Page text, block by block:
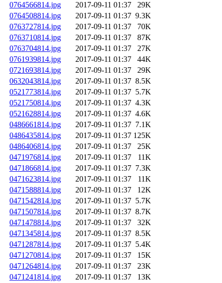
0764566814.jpg
2017-09-11 01:37
29K
0764508814.jpg
2017-09-11 01:37 9.3K
0763727814.jpg
2017-09-11 01:37
70K
0763710814.jpg
2017-09-11 01:37
87K
0763704814.jpg
2017-09-11 01:37
27K
0761939814.jpg
2017-09-11 01:37
44K
0721693814.jpg
2017-09-11 01:37
29K
0632043814.jpg
2017-09-11 01:37 8.5K
0521773814.jpg
2017-09-11 01:37 5.7K
0521750814.jpg
2017-09-11 01:37 4.3K
0521628814.jpg
2017-09-11 01:37 4.6K
0486661814.jpg
2017-09-11 01:37 7.1K
0486435814.jpg
2017-09-11 01:37 125K
0486406814.jpg
2017-09-11 01:37
25K
0471976814.jpg
2017-09-11 01:37
11K
0471866814.jpg
2017-09-11 01:37 7.3K
0471623814.jpg
2017-09-11 01:37
11K
0471588814.jpg
2017-09-11 01:37
12K
0471542814.jpg
2017-09-11 01:37 5.7K
0471507814.jpg
2017-09-11 01:37 8.7K
0471478814.jpg
2017-09-11 01:37
32K
0471345814.jpg
2017-09-11 01:37 8.5K
0471287814.jpg
2017-09-11 01:37 5.4K
0471270814.jpg
2017-09-11 01:37
15K
0471264814.jpg
2017-09-11 01:37
23K
0471241814.jpg
2017-09-11 01:37
13K